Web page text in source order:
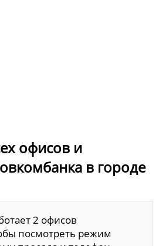
офисов и
в городе
2 офисов
посмотреть режим